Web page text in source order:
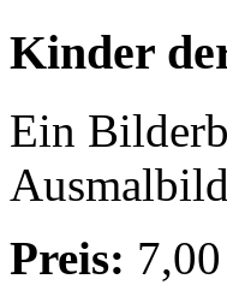
Kinder
Ein
Preis: